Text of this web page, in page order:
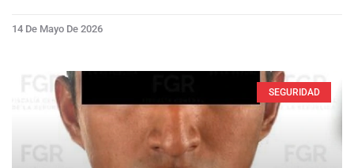
14 De Mayo De 2026
SEGURIDAD